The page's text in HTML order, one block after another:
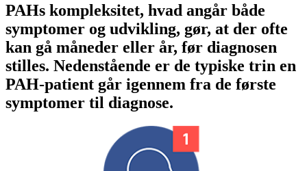
PAHs kompleksitet, hvad angår både
symptomer og udvikling, gør, at der ofte
kan gå måneder eller år, før diagnosen
stilles. Nedenstående er de typiske trin en
PAH-patient går igennem fra de første
symptomer til diagnose.